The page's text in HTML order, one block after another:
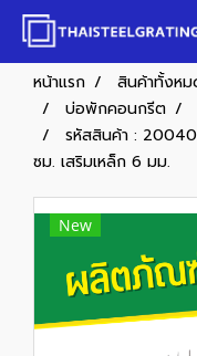
หน้าแรก สินค้าทั้งห
บ่อพักคอนกรีต
รหัสสินค้า :
ซม. เสริมเหล็ก 6 มม.
New